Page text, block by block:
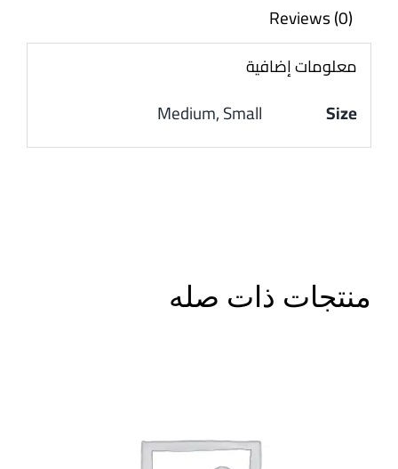
Reviews (0)
معلومات إضافية
Size
Medium, Small
منتجات ذات صله